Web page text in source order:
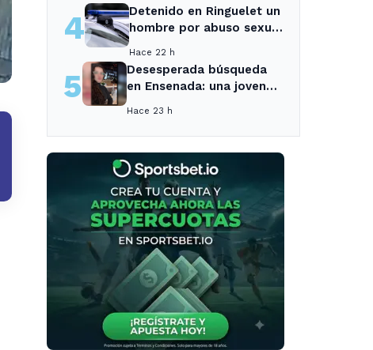
4
Detenido en Ringuelet un
hombre por abuso sexual
Hace 22 h
5
Desesperada búsqueda
en Ensenada: una joven
Hace 23 h